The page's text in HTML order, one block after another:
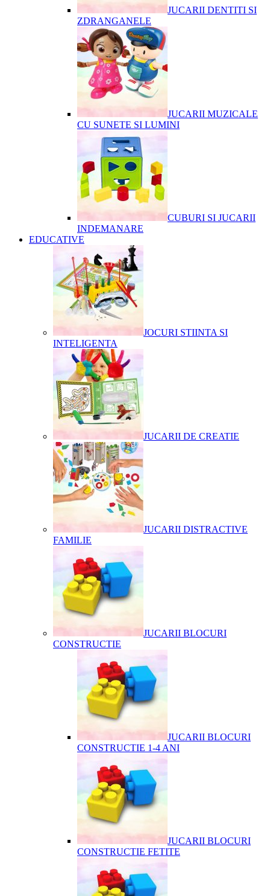
JUCARII DENTITI SI
ZDRANGANELE
JUCARII MUZICALE
CU SUNETE SI LUMINI
CUBURI SI JUCARII
INDEMANARE
EDUCATIVE
JOCURI STIINTA SI
INTELIGENTA
JUCARII DE CREATIE
JUCARII DISTRACTIVE
FAMILIE
JUCARII BLOCURI
CONSTRUCTIE
JUCARII BLOCURI
CONSTRUCTIE 1-4 ANI
JUCARII BLOCURI
CONSTRUCTIE FETITE